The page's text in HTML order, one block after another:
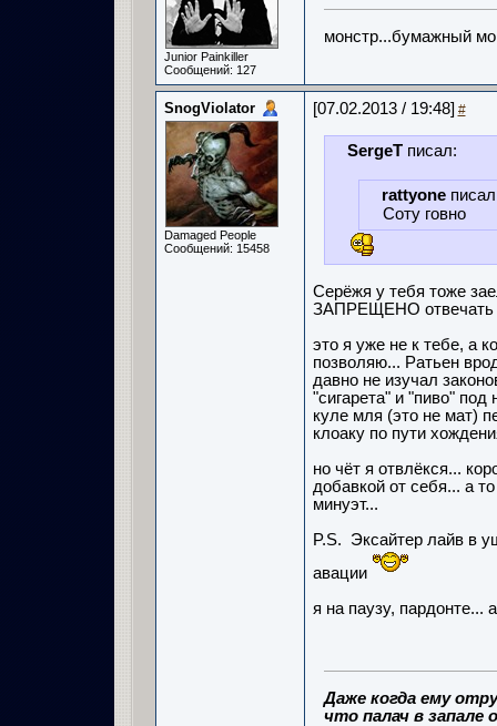
Junior Painkiller
Сообщений: 127
монстр...бумажный
SnogViolator
Damaged People
Сообщений: 15458
[07.02.2013 / 19:48] #
SergeTписал:
rattyone
Соту говно
Серёжя у тебя тоже
ЗАПРЕЩЕНО отвечать
это я уже не к тебе, а
позволяю... Ратьен
давно не изучал
"сигарета" и "пиво" под
куле мля (это не мат)
клоаку по пути
но чёт я отвлёкся...
добавкой от себя... а
минуэт...
P.S. Эксайтер лайв в
авации
я на паузу,
Даже когда ему
что палач в запале